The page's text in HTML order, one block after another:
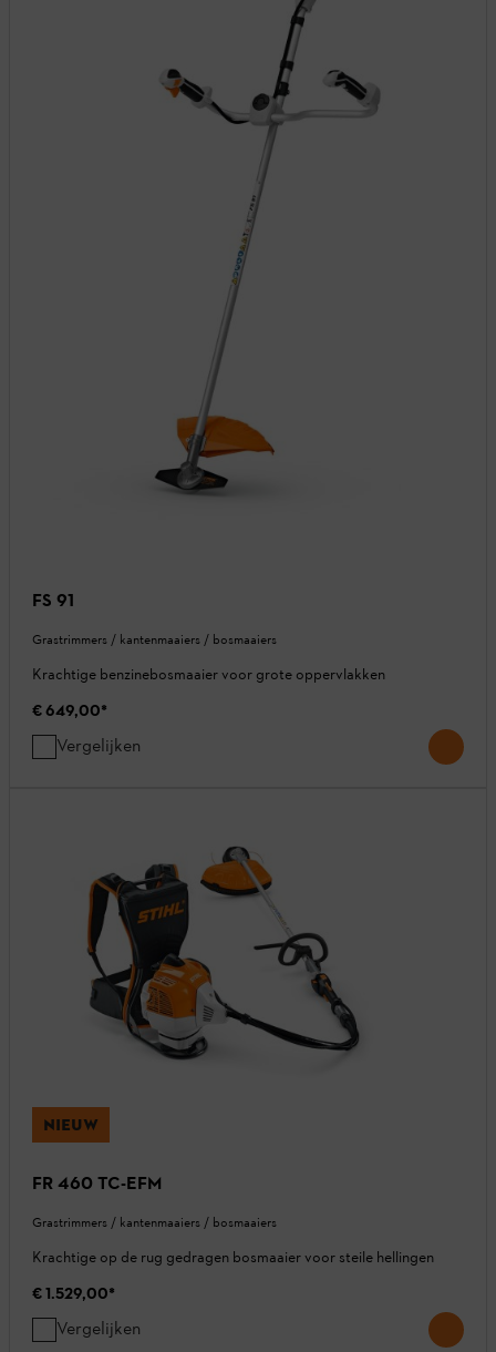
FS 91
Grastrimmers / kantenmaaiers / bosmaaiers
Krachtige benzinebosmaaier voor grote oppervlakken
€ 649,00*
Vergelijken
NIEUW
FR 460 TC-EFM
Grastrimmers / kantenmaaiers / bosmaaiers
Krachtige op de rug gedragen bosmaaier voor steile hellingen
€ 1.529,00*
Vergelijken